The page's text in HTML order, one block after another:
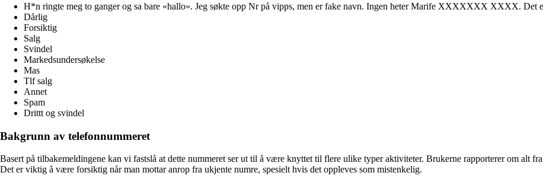
H*n ringte meg to ganger og sa bare «hallo». Jeg søkte opp Nr på vipps, men er fake navn. Ingen heter Marife XXXXXXX XXXX. Det
Dårlig
Forsiktig
Salg
Svindel
Markedsundersøkelse
Mas
Tlf salg
Annet
Spam
Drittt og svindel
Bakgrunn av telefonnummeret
Basert på tilbakemeldingene kan vi fastslå at dette nummeret ser ut til å være knyttet til flere ulike typer aktiviteter. Brukerne rapporterer om alt
Det er viktig å være forsiktig når man mottar anrop fra ukjente numre, spesielt hvis det oppleves som mistenkelig.